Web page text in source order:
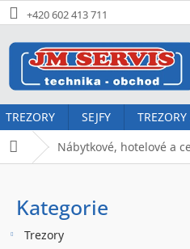
Přejít
na
obsah
+420 602 413 711
TREZORY SEJFY
Domů Nábytkové, hotelové a
Přeskočit
kategorie
Kategorie
Trezory